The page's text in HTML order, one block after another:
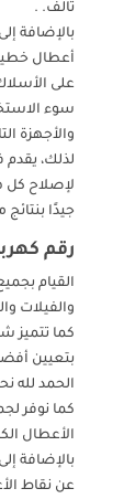
تالف. .
بالإضافة
أعطال
على
سوء
والأجهزة
لذلك، يقدم
لإصلاح كل
جيدًا بنتائج
رقم
القيام
والفيلات
كما تتميز
بتعيين
الحمد لله
كما نوفر
الأعطال
بالإضافة
عن نقاط